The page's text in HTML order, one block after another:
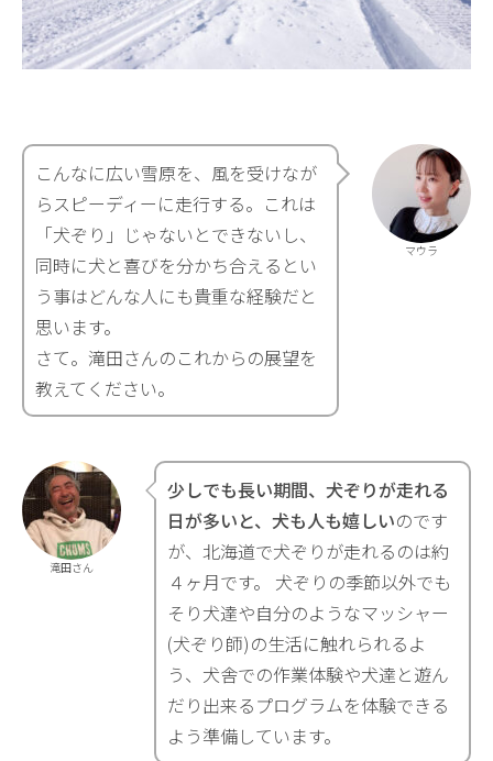
マウラ
こんなに広い雪原を、風を受けなが
らスピーディーに走行する。これは
「犬ぞり」じゃないとできないし、
同時に犬と喜びを分かち合えるとい
う事はどんな人にも貴重な経験だと
思います。
さて。滝田さんのこれからの展望を
教えてください。
滝田さん
少しでも長い期間、犬ぞりが走れる
日が多いと、犬も人も嬉しいのです
が、北海道で犬ぞりが走れるのは約
４ヶ月です。 犬ぞりの季節以外でも
そり犬達や自分のようなマッシャー
(犬ぞり師)の生活に触れられるよ
う、犬舎での作業体験や犬達と遊ん
だり出来るプログラムを体験できる
よう準備しています。